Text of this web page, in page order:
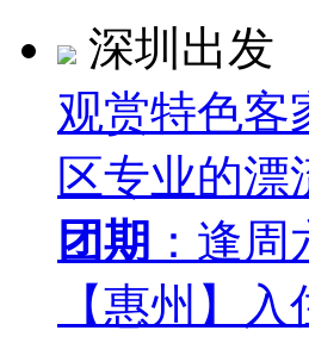
深圳出发
观赏特色客
区专业的
团期 ：逢
【惠州】